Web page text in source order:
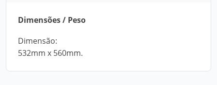
Dimensões / Peso
Dimensão:
532mm x 560mm.